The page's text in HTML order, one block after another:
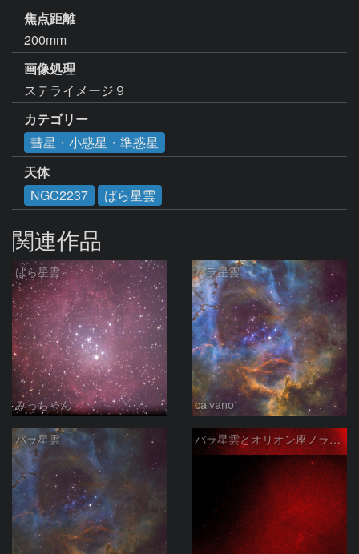
焦点距離
200mm
画像処理
ステライメージ９
カテゴリー
彗星・小惑星・準惑星
天体
NGC2237
ばら星雲
関連作品
ばら星雲
みっちゃん
バラ星雲
calvano
バラ星雲 バラ星雲とオリオン座ノラマ50mm